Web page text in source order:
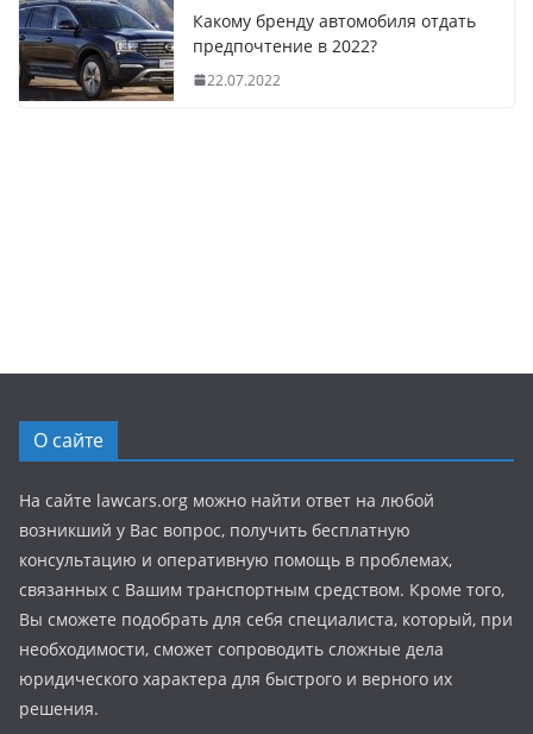
Какому бренду автомобиля отдать
предпочтение в 2022?
22.07.2022
О сайте
На сайте lawcars.org можно найти ответ на любой
возникший у Вас вопрос, получить бесплатную
консультацию и оперативную помощь в проблемах,
связанных с Вашим транспортным средством. Кроме того,
Вы сможете подобрать для себя специалиста, который, при
необходимости, сможет сопроводить сложные дела
юридического характера для быстрого и верного их
решения.